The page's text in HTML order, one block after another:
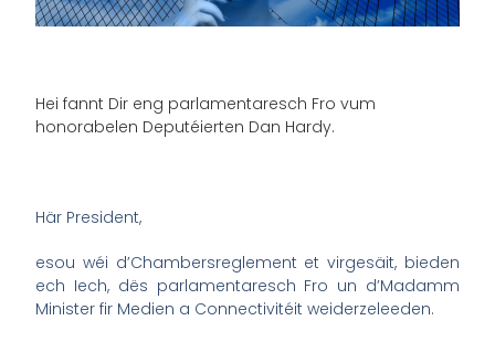
Hei fannt Dir eng parlamentaresch Fro vum
honorabelen Deputéierten Dan Hardy.
Här President,
esou wéi d’Chambersreglement et virgesäit, bieden
ech Iech, dës parlamentaresch Fro un d’Madamm
Minister fir Medien a Connectivitéit weiderzeleeden.